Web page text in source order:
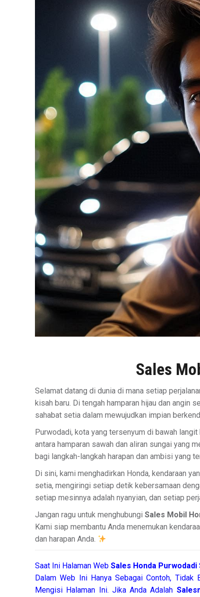
Sales
Selamat datang di dunia di mana setiap
kisah baru. Di tengah hamparan hijau dan angin
sahabat setia dalam mewujudkan impian
Purwodadi, kota yang tersenyum di bawah
antara hamparan sawah dan aliran sungai yang
bagi langkah-langkah harapan dan ambisi yang
Di sini, kami menghadirkan Honda, kendaraan
setia, mengiringi setiap detik kebersamaan
setiap mesinnya adalah nyanyian, dan setiap
Jangan ragu untuk menghubungi Sales Mobil
Kami siap membantu Anda menemukan
dan harapan Anda.
Saat Ini Halaman WebSales Honda Purwodadi
Dalam Web Ini Hanya Sebagai Contoh, Tidak
Mengisi Halaman Ini. Jika Anda Adalah